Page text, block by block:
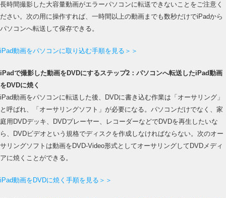
長時間撮影した大容量動画がエラーパソコンに転送できないことをご注意く
ださい。次の用に操作すれば、一時間以上の動画までも数秒だけでiPadから
パソコンへ転送して保存できる。
iPad動画をパソコンに取り込む手順を見る＞＞
iPadで撮影した動画をDVDにするステップ2：パソコンへ転送したiPad動画
をDVDに焼く
iPad動画をパソコンに転送した後、DVDに書き込む作業は「オーサリング」
と呼ばれ、「オーサリングソフト」が必要になる。パソコンだけでなく、家
庭用DVDデッキ、DVDプレーヤー、レコーダーなどでDVDを再生したいな
ら、DVDビデオという規格でディスクを作成しなければならない。次のオー
サリングソフトは動画をDVD-Video形式としてオーサリングしてDVDメディ
アに焼くことができる。
iPad動画をDVDに焼く手順を見る＞＞